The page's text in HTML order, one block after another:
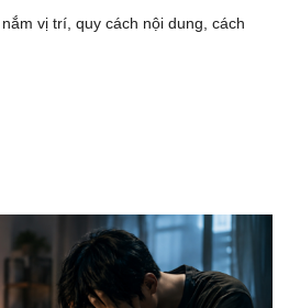
vị trí, quy cách nội dung, cách